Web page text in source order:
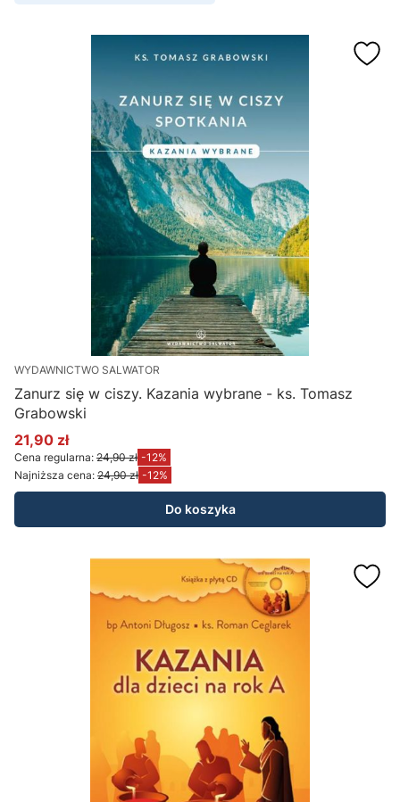
WYDAWNICTWO SALWATOR
Zanurz się w ciszy. Kazania wybrane - ks. Tomasz
Grabowski
Cena promocyjna
21,90 zł
Cena regularna: 24,90 zł -12%
Najniższa cena: 24,90 zł -12%
Do koszyka